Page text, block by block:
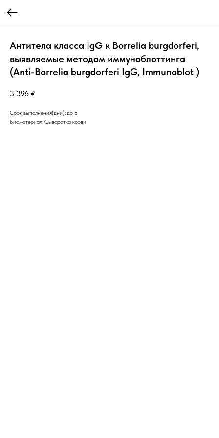
Aнтитела класса IgG к Borrelia burgdorferi,
выявляемые методом иммуноблоттинга
(Anti-Borrelia burgdorferi IgG, Immunoblot )
3 396 ₽
Срок выполнения(дни): до 8
Биоматериал: Сыворотка крови